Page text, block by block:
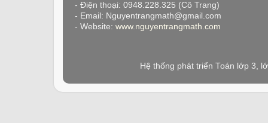
- Điện thoại: 0948.228.325 (Cô Trang)
- Email: Nguyentrangmath@gmail.com
- Website: www.nguyentrangmath.com
Hệ thống phát triển Toán lớp 3,